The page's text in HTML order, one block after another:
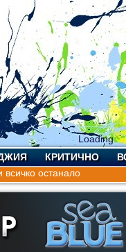
Loading
КРИТИЧНО
всичко останало